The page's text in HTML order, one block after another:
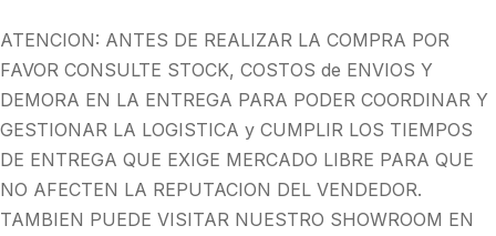
ATENCION: ANTES DE REALIZAR LA COMPRA POR
FAVOR CONSULTE STOCK, COSTOS de ENVIOS Y
DEMORA EN LA ENTREGA PARA PODER COORDINAR Y
GESTIONAR LA LOGISTICA y CUMPLIR LOS TIEMPOS
DE ENTREGA QUE EXIGE MERCADO LIBRE PARA QUE
NO AFECTEN LA REPUTACION DEL VENDEDOR.
TAMBIEN PUEDE VISITAR NUESTRO SHOWROOM EN